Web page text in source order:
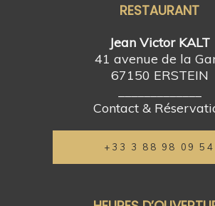
RESTAURANT
Jean Victor KALT
41 avenue de la
67150 ERSTEIN
Contact &
+33 3 88 98 09 54